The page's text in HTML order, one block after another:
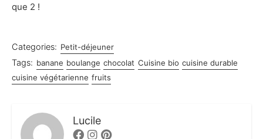
que 2 !
Categories: Petit-déjeuner
Tags: banane boulange chocolat Cuisine bio cuisine durable
cuisine végétarienne fruits
Lucile
FacebookInstagram
Pinterest